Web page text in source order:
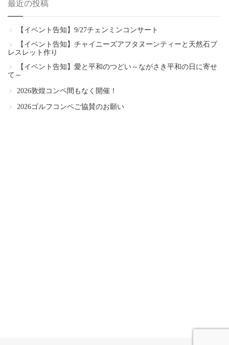
最近の投稿
【イベント告知】9/27チェンミンコンサート
【イベント告知】チャイニーズアフタヌーンティーと天然石ブ
レスレット作り
【イベント告知】愛と平和のつどい～ながさき平和の日に寄せ
て～
2026敦煌コンペ間もなく開催！
2026ゴルフコンペご協賛のお願い